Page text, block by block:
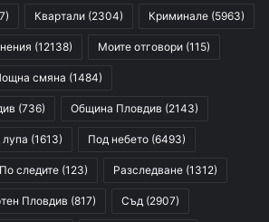
Квартали (2304) Криминале (5963)
(12138) Моите отговори (115)
смяна (1484)
(736) Община Пловдив (2143)
(1613) Под небето (6493)
По следите (123) Разследване (1312)
Пловдив (817) Съд (2907)